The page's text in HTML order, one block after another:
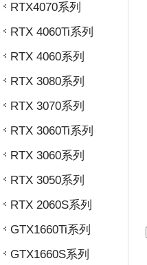
RTX4070系列
RTX 4060Ti系列
RTX 4060系列
RTX 3080系列
RTX 3070系列
RTX 3060Ti系列
RTX 3060系列
RTX 3050系列
RTX 2060S系列
GTX1660Ti系列
GTX1660S系列